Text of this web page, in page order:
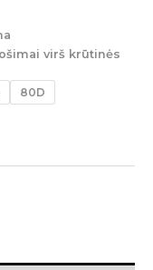
virš krūtinės
80D